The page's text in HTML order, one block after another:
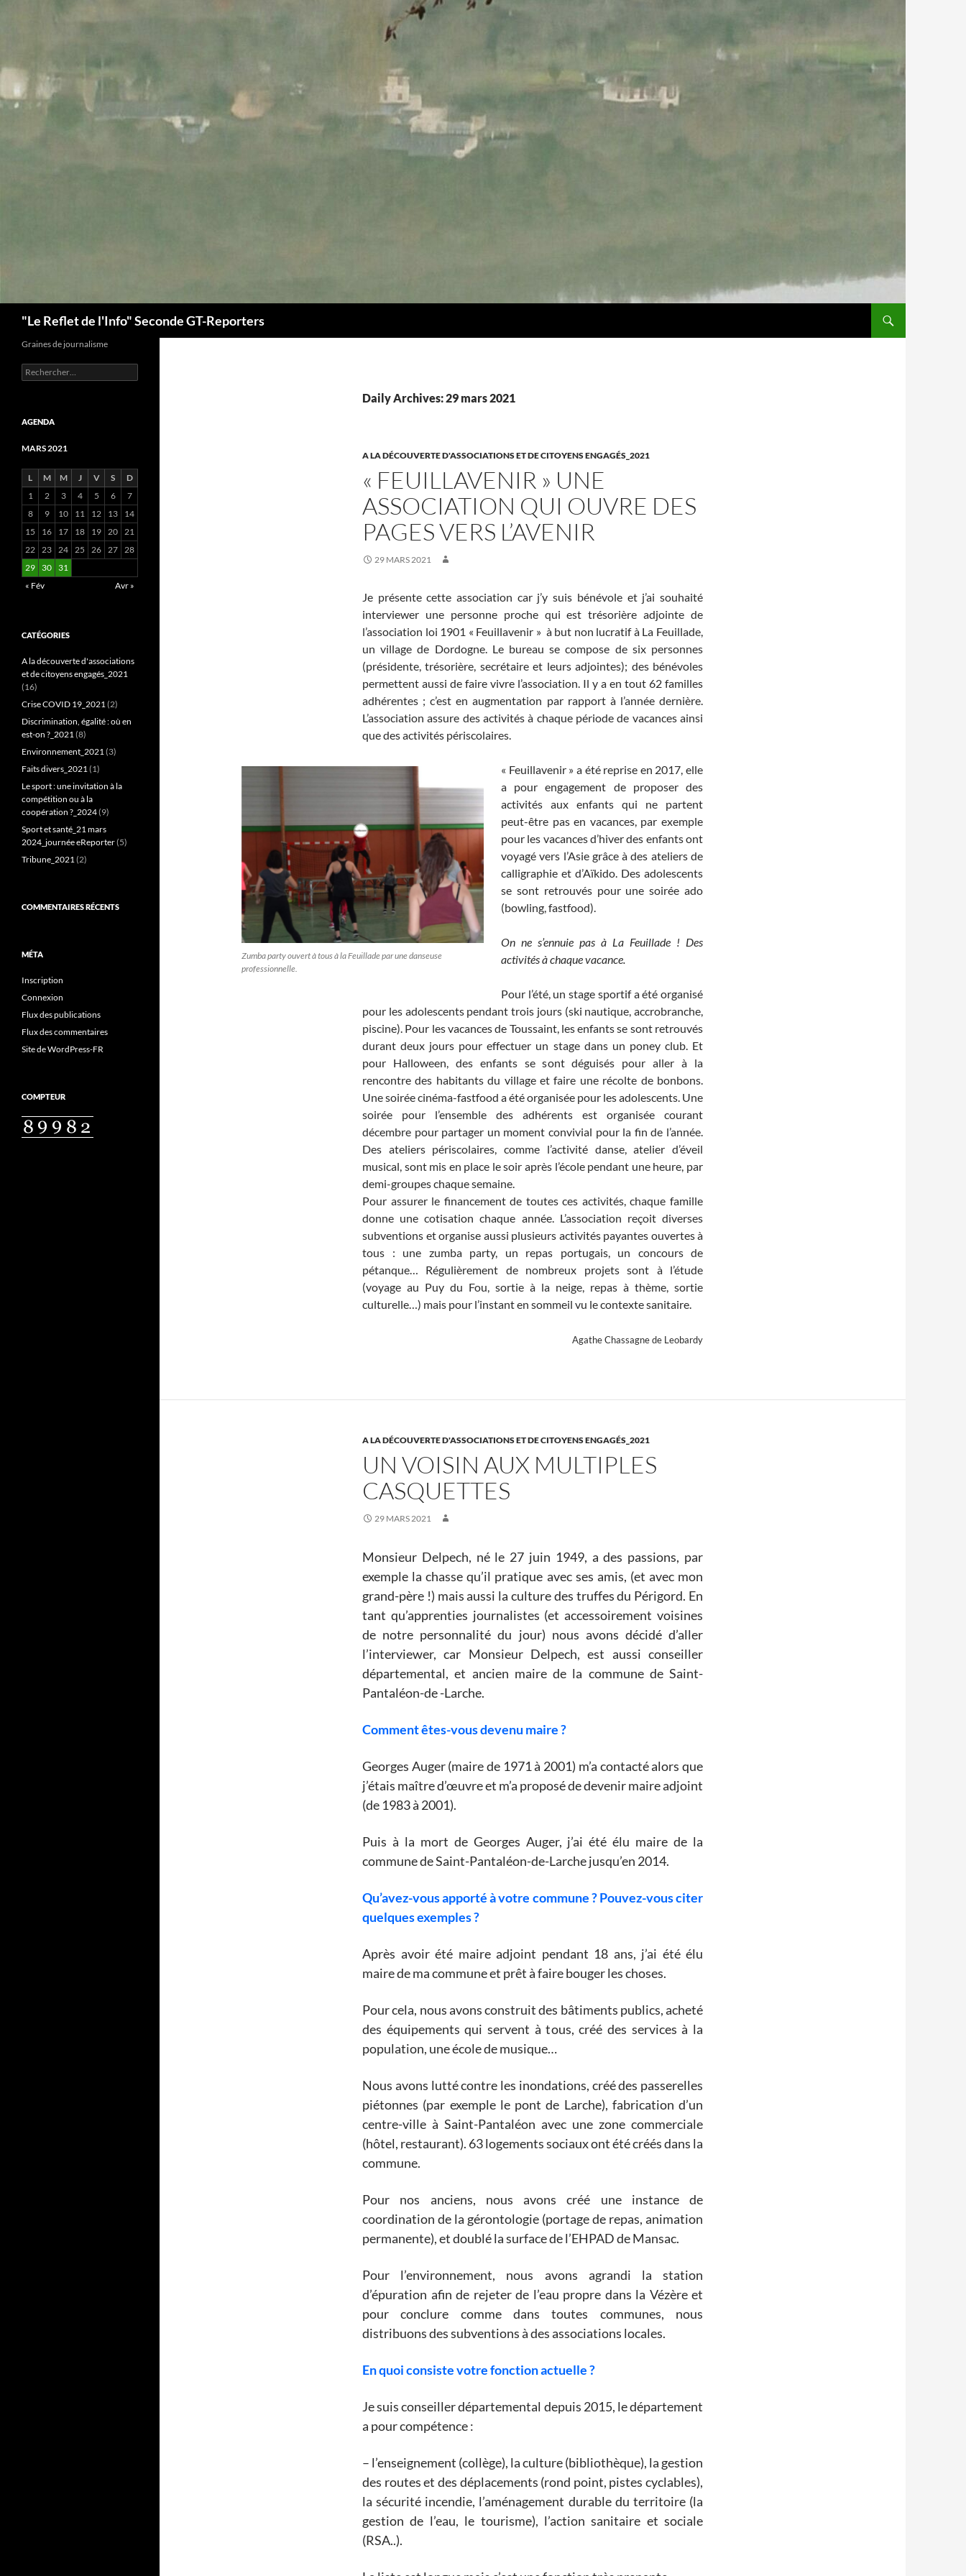
"Le Reflet de l'Info" Seconde GT-Reporters
Daily Archives: 29 mars 2021
A LA DÉCOUVERTE D'ASSOCIATIONS ET DE CITOYENS ENGAGÉS_2021
« FEUILLAVENIR » UNE
ASSOCIATION QUI OUVRE DES
PAGES VERS L’AVENIR
29 MARS 2021
Je présente cette association car j’y suis bénévole et j’ai souhaité
interviewer une personne proche qui est trésorière adjointe de
l’association loi 1901 « Feuillavenir » à but non lucratif à La Feuillade,
un village de Dordogne. Le bureau se compose de six personnes
(présidente, trésorière, secrétaire et leurs adjointes); des bénévoles
permettent aussi de faire vivre l’association. Il y a en tout 62 familles
adhérentes ; c’est en augmentation par rapport à l’année dernière.
L’association assure des activités à chaque période de vacances ainsi
que des activités périscolaires.
Zumba party ouvert à tous à la Feuillade par une danseuse
professionnelle.
« Feuillavenir » a été reprise en 2017, elle
a pour engagement de proposer des
activités aux enfants qui ne partent
peut-être pas en vacances, par exemple
pour les vacances d’hiver des enfants ont
voyagé vers l’Asie grâce à des ateliers de
calligraphie et d’Aïkido. Des adolescents
se sont retrouvés pour une soirée ado
(bowling, fastfood).
On ne s’ennuie pas à La Feuillade ! Des
activités à chaque vacance.
Pour l’été, un stage sportif a été organisé
pour les adolescents pendant trois jours (ski nautique, accrobranche,
piscine). Pour les vacances de Toussaint, les enfants se sont retrouvés
durant deux jours pour effectuer un stage dans un poney club. Et
pour Halloween, des enfants se sont déguisés pour aller à la
rencontre des habitants du village et faire une récolte de bonbons.
Une soirée cinéma-fastfood a été organisée pour les adolescents. Une
soirée pour l’ensemble des adhérents est organisée courant
décembre pour partager un moment convivial pour la fin de l’année.
Des ateliers périscolaires, comme l’activité danse, atelier d’éveil
musical, sont mis en place le soir après l’école pendant une heure, par
demi-groupes chaque semaine.
Pour assurer le financement de toutes ces activités, chaque famille
donne une cotisation chaque année. L’association reçoit diverses
subventions et organise aussi plusieurs activités payantes ouvertes à
tous : une zumba party, un repas portugais, un concours de
pétanque… Régulièrement de nombreux projets sont à l’étude
(voyage au Puy du Fou, sortie à la neige, repas à thème, sortie
culturelle…) mais pour l’instant en sommeil vu le contexte sanitaire.
Agathe Chassagne de Leobardy
A LA DÉCOUVERTE D'ASSOCIATIONS ET DE CITOYENS ENGAGÉS_2021
UN VOISIN AUX MULTIPLES
CASQUETTES
29 MARS 2021
Monsieur Delpech, né le 27 juin 1949, a des passions, par
exemple la chasse qu’il pratique avec ses amis, (et avec mon
grand-père !) mais aussi la culture des truffes du Périgord. En
tant qu’apprenties journalistes (et accessoirement voisines
de notre personnalité du jour) nous avons décidé d’aller
l’interviewer, car Monsieur Delpech, est aussi conseiller
départemental, et ancien maire de la commune de Saint-
Pantaléon-de -Larche.
Comment êtes-vous devenu maire ?
Georges Auger (maire de 1971 à 2001) m’a contacté alors que
j’étais maître d’œuvre et m’a proposé de devenir maire adjoint
(de 1983 à 2001).
Puis à la mort de Georges Auger, j’ai été élu maire de la
commune de Saint-Pantaléon-de-Larche jusqu’en 2014.
Qu’avez-vous apporté à votre commune ?Pouvez-vous citer
quelques exemples ?
Après avoir été maire adjoint pendant 18 ans, j’ai été élu
maire de ma commune et prêt à faire bouger les choses.
Pour cela, nous avons construit des bâtiments publics, acheté
des équipements qui servent à tous, créé des services à la
population, une école de musique…
Nous avons lutté contre les inondations, créé des passerelles
piétonnes (par exemple le pont de Larche), fabrication d’un
centre-ville à Saint-Pantaléon avec une zone commerciale
(hôtel, restaurant). 63 logements sociaux ont été créés dans la
commune.
Pour nos anciens, nous avons créé une instance de
coordination de la gérontologie (portage de repas, animation
permanente), et doublé la surface de l’EHPAD de Mansac.
Pour l’environnement, nous avons agrandi la station
d’épuration afin de rejeter de l’eau propre dans la Vézère et
pour conclure comme dans toutes communes, nous
distribuons des subventions à des associations locales.
En quoi consiste votre fonction actuelle?
Je suis conseiller départemental depuis 2015, le département
a pour compétence :
– l’enseignement (collège), la culture (bibliothèque), la gestion
des routes et des déplacements (rond point, pistes cyclables),
la sécurité incendie, l’aménagement durable du territoire (la
gestion de l’eau, le tourisme), l’action sanitaire et sociale
(RSA..).
Graines de journalisme
Rechercher :
AGENDA
MARS 2021
L M M J V S
D
1
2 3 4 5 6
7
8
9 10 11 12 13
14
15
16 17 18 19 20 21
22 23 24 25 26 27 28
29
30
31
« Fév
Avr »
CATÉGORIES
A la découverte d'associations
et de citoyens engagés_2021
(16)
Crise COVID 19_2021(2)
Discrimination, égalité : où en
est-on ?_2021(8)
Environnement_2021(3)
Faits divers_2021(1)
Le sport : une invitation à la
compétition ou à la
coopération ?_2024(9)
Sport et santé_21 mars
2024_journée eReporter(5)
Tribune_2021(2)
COMMENTAIRES RÉCENTS
MÉTA
Inscription
Connexion
Flux des publications
Flux des commentaires
Site de WordPress-FR
COMPTEUR